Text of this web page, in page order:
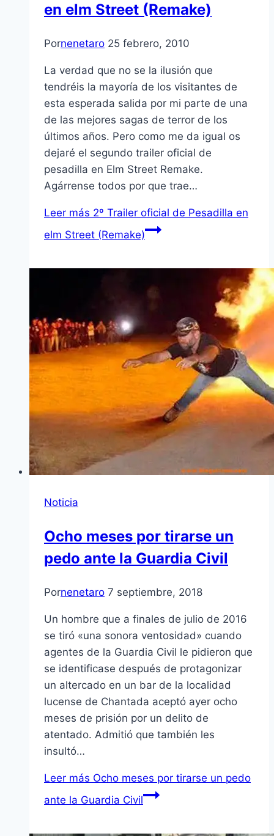
en elm Street (Remake)
Pornenetaro 25 febrero, 2010
La verdad que no se la ilusión que
tendréis la mayorí­a de los visitantes de
esta esperada salida por mi parte de una
de las mejores sagas de terror de los
últimos años. Pero como me da igual os
dejaré el segundo trailer oficial de
pesadilla en Elm Street Remake.
Agárrense todos por que trae…
Leer más 2º Trailer oficial de Pesadilla en
elm Street (Remake)
Noticia
Ocho meses por tirarse un
pedo ante la Guardia Civil
Pornenetaro 7 septiembre, 2018
Un hombre que a finales de julio de 2016
se tiró «una sonora ventosidad» cuando
agentes de la Guardia Civil le pidieron que
se identificase después de protagonizar
un altercado en un bar de la localidad
lucense de Chantada aceptó ayer ocho
meses de prisión por un delito de
atentado. Admitió que también les
insultó…
Leer más Ocho meses por tirarse un pedo
ante la Guardia Civil